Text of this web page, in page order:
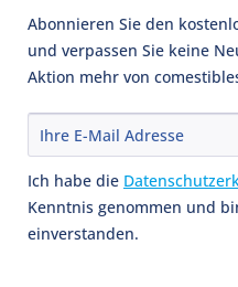
Abonnieren Sie den
und verpassen Sie keine
Aktion mehr von
Ich habe die
Kenntnis genommen und
einverstanden.